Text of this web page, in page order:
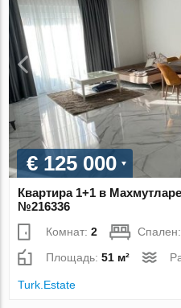
€ 125 000
Квартира 1+1 в
№216336
Комнат:2 Спален:
Площадь:51 м²
Turk.Estate